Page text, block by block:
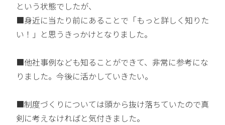
という状態でしたが、
■身近に当たり前にあることで「もっと詳しく知りた
い！」と思うきっかけとなりました。
■他社事例なども知ることができて、非常に参考にな
りました。今後に活かしていきたい。
■制度づくりについては頭から抜け落ちていたので真
剣に考えなければと気付きました。